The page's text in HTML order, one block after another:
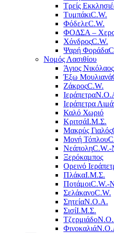
Τρείς
ΤυμπάκιC.W.
ΦόδελεC.W.
ΦΟΔΣΑ –
ΧόνδροςC.W.
Ψαρή Φοράδα
Νομός Λασιθίου
Άγιος Νικόλαος
Έξω Μουλιανά
ΖάκροςC.W.
Ιεράπετρα
Ιεράπετρα
Καλό Χωριό
ΚριτσάΙ.Μ.Σ.
Μακρύς Γιαλός
Μονή Τόπλου
Νεάπολη
Ξερόκαμπος
Ορεινό
ΠλάκαΙ.Μ.Σ.
ΠοτάμοιC.W.-
ΣελάκανοC.W.
ΣητείαΝ.Ο.Α.
ΣισίΙ.Μ.Σ.
Τζερμιάδο
Φινοκαλιά